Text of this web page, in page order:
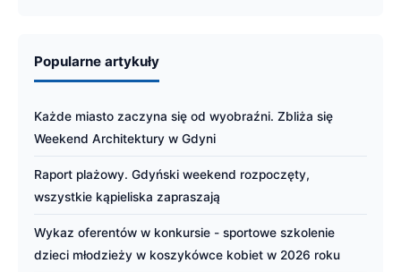
Popularne artykuły
Każde miasto zaczyna się od wyobraźni. Zbliża się
Weekend Architektury w Gdyni
Raport plażowy. Gdyński weekend rozpoczęty,
wszystkie kąpieliska zapraszają
Wykaz oferentów w konkursie - sportowe szkolenie
dzieci młodzieży w koszykówce kobiet w 2026 roku